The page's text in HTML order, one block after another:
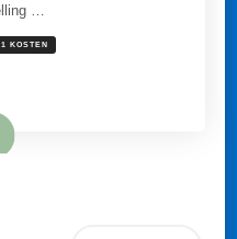
JURIDISCHE
DOCHTERFUSIE.
…
KOSTEN